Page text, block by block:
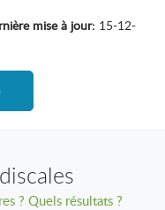
mise à jour: 15-12-
? Quels résultats ?